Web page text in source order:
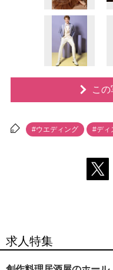
こ
#ウエディング #ディ
求人特集